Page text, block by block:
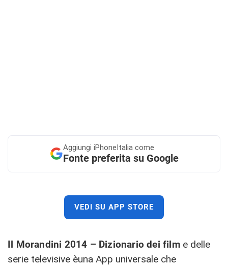
Aggiungi iPhoneItalia come
Fonte preferita su Google
VEDI SU APP STORE
Il Morandini 2014 – Dizionario dei filme delle
serie televisive èuna App universale che